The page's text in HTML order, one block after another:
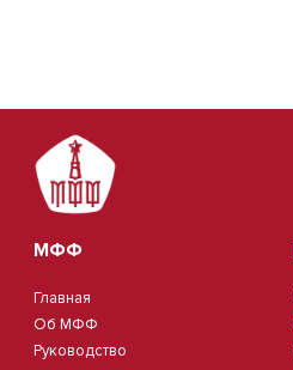
МФФ
Главная
Об МФФ
Руководство